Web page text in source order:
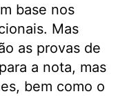
base nos
Mas
as provas de
a nota, mas
bem como o